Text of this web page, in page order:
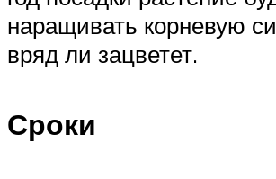
наращивать корневую
вряд ли зацветет.
Сроки